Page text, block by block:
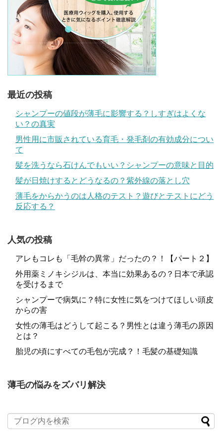
最近の投稿
シャンプーの値段が薄毛に影響する？しすぎはよくな
い？の真実
男性用に市販されている育毛・発毛剤の有効成分につい
て
髪を洗うなら石けんでもいい？シャンプーの意味と目的
髪が日焼けするとどうなるの？紫外線の落とし穴
薄毛をからかうのは人格のテスト？遊びとテストにどう
反応する？
人気の投稿
アレもコレも「毛幹の異常」だったの？！【パート２】
外用薬ミノキシジルは、本当に効果あるの？日本で承認
を受けるまで
シャンプーで病気に？特に女性に気をつけてほしい頭皮
からの害
女性の薄毛はどうして起こる？男性とは違う薄毛の原因
とは？
胎児の頃にすべての毛包が完成？！毛髪の基礎知識
薄毛の悩みをズバリ解決